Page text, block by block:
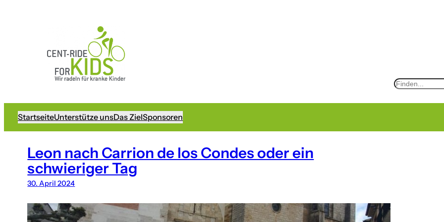
S
StartseiteUnterstütze unsDas ZielSponsoren
Leon nach Carrion de los Condes oder ein
schwieriger Tag
30. April 2024